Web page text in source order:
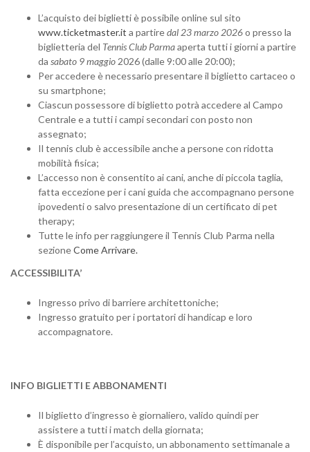
L’acquisto dei biglietti è possibile online sul sito
www.ticketmaster.it a partiredal 23 marzo 2026o presso la
biglietteria del Tennis Club Parmaaperta tutti i giorni a partire
da sabato 9 maggio 2026 (dalle 9:00 alle 20:00);
Per accedere è necessario presentare il biglietto cartaceo o
su smartphone;
Ciascun possessore di biglietto potrà accedere al Campo
Centrale e a tutti i campi secondari con posto non
assegnato;
Il tennis club è accessibile anche a persone con ridotta
mobilità fisica;
L’accesso non è consentito ai cani, anche di piccola taglia,
fatta eccezione per i cani guida che accompagnano persone
ipovedenti o salvo presentazione di un certificato di pet
therapy;
Tutte le info per raggiungere il Tennis Club Parma nella
sezioneCome Arrivare.
ACCESSIBILITA’
Ingresso privo di barriere architettoniche;
Ingresso gratuito per i portatori di handicap e loro
accompagnatore.
INFO BIGLIETTI E ABBONAMENTI
Il biglietto d’ingresso è giornaliero, valido quindi per
assistere a tutti i match della giornata;
È disponibile per l’acquisto, un abbonamento settimanale a